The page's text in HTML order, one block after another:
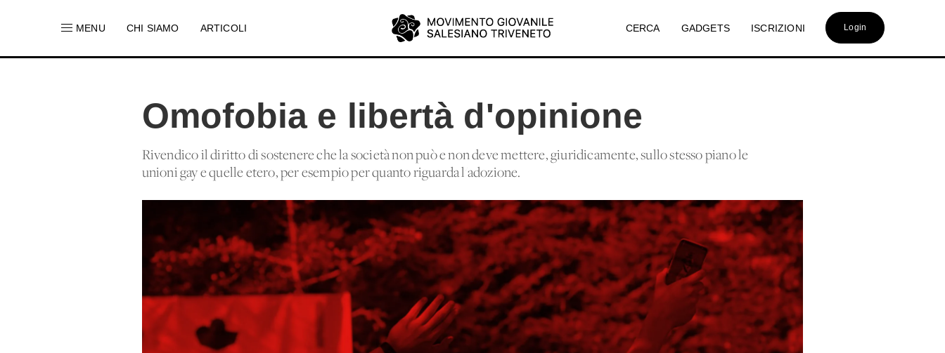
MENU CHI SIAMO ARTICOLI CERCA GADGETS ISCRIZIONI Login
Omofobia e libertà d'opinione
Rivendico il diritto di sostenere che la società non può e non deve mettere, giuridicamente, sullo stesso piano le
unioni gay e quelle etero, per esempio per quanto riguarda l'adozione.